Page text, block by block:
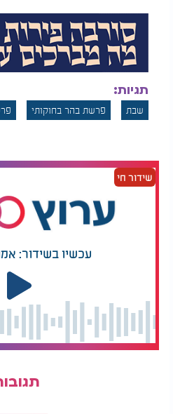
תגיות:
שבת פרשת בהר בחוקותי
שידור חי
עכשיו בשידור: